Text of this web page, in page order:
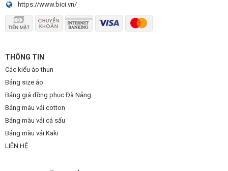
https://www.bici.vn/
THÔNG TIN
Các kiểu áo thun
Bảng size áo
Bảng giá đồng phục Đà Nẵng
Bảng màu vải cotton
Bảng màu vải cá sấu
Bảng màu vải Kaki
LIÊN HỆ